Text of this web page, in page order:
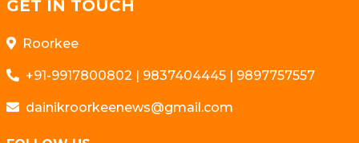
GET IN TOUCH
Roorkee
+91-9917800802 | 9837404445 | 9897757557
dainikroorkeenews@gmail.com